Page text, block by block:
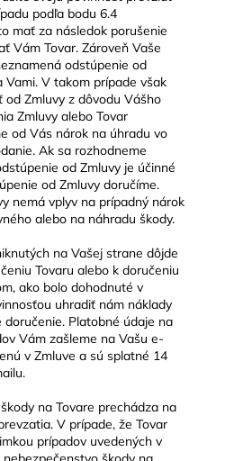
podľa bodu 6.4
mať za následok porušenie
Vám Tovar. Zároveň Vaše
odstúpenie od
Vami. V takom prípade však
Zmluvy z dôvodu Vášho
Zmluvy alebo Tovar
od Vás nárok na úhradu vo
Ak sa rozhodneme
od Zmluvy je účinné
od Zmluvy doručíme.
nemá vplyv na prípadný nárok
alebo na náhradu škody.
na Vašej strane dôjde
Tovaru alebo k doručeniu
ako bolo dohodnuté v
uhradiť nám náklady
Platobné údaje na
Vám zašleme na Vašu e-
v Zmluve a sú splatné 14
na Tovare prechádza na
V prípade, že Tovar
prípadov uvedených v